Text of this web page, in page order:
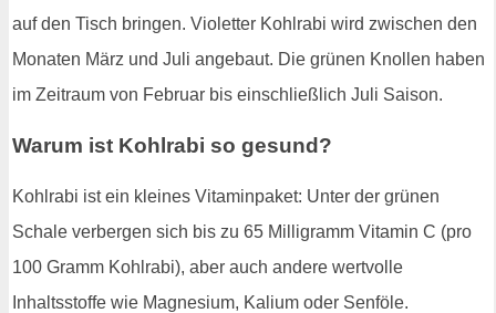
auf den Tisch bringen. Violetter Kohlrabi wird zwischen den
Monaten März und Juli angebaut. Die grünen Knollen haben
im Zeitraum von Februar bis einschließlich Juli Saison.
Warum ist Kohlrabi so gesund?
Kohlrabi ist ein kleines Vitaminpaket: Unter der grünen
Schale verbergen sich bis zu 65 Milligramm Vitamin C (pro
100 Gramm Kohlrabi), aber auch andere wertvolle
Inhaltsstoffe wie Magnesium, Kalium oder Senföle.